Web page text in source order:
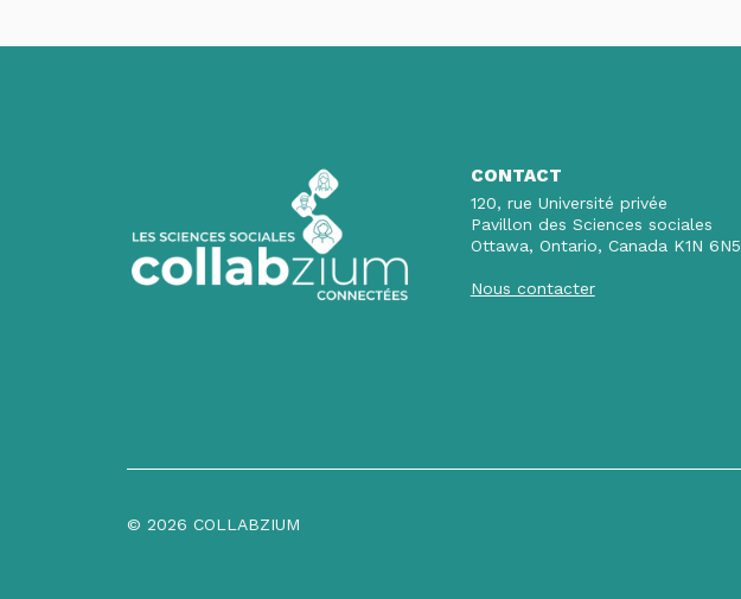
CONTACT
120, rue Université privée
Pavillon des Sciences sociales
Ottawa, Ontario, Canada K1N 6N5
Nous contacter
© 2026 COLLABZIUM